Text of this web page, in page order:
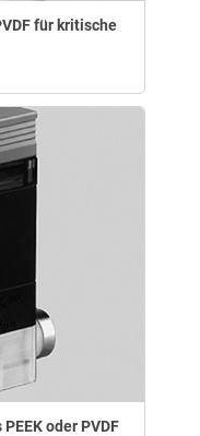
für kritische
oder PVDF